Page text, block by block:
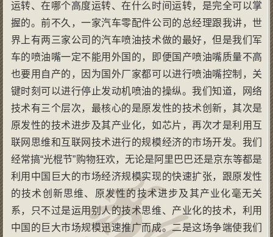
运转、在哪个高度运转、在什么时间运转，是完全可以掌
握的。前不久，一家汽车零配件公司的总经理跟我讲，世
界上有两三家公司的汽车喷油技术做的最好，但是我们军
车的喷油嘴一定不能用外国的，即便国产喷油嘴质量不高
也要用自产的，因为国外厂家都可以进行喷油嘴控制，关
键时刻可以进行停止发动机喷油的操纵。我们知道，网络
技术有三个层次，最核心的是原发性的技术创新，其次是
原发性的技术进步及其产业化，如芯片，再次才是利用互
联网思维和互联网技术进行的规模经济的市场开发。我们
经常搞“光棍节”购物狂欢，无论是阿里巴巴还是京东等都是
利用中国巨大的市场经济规模实现的快速扩张，跟原发性
的技术创新思维、原发性的技术进步及其产业化毫无关
系，只不过是运用别人的技术思维、产业化的技术，利用
中国的巨大市场规模迅速推广而成。二是这场争端使我们